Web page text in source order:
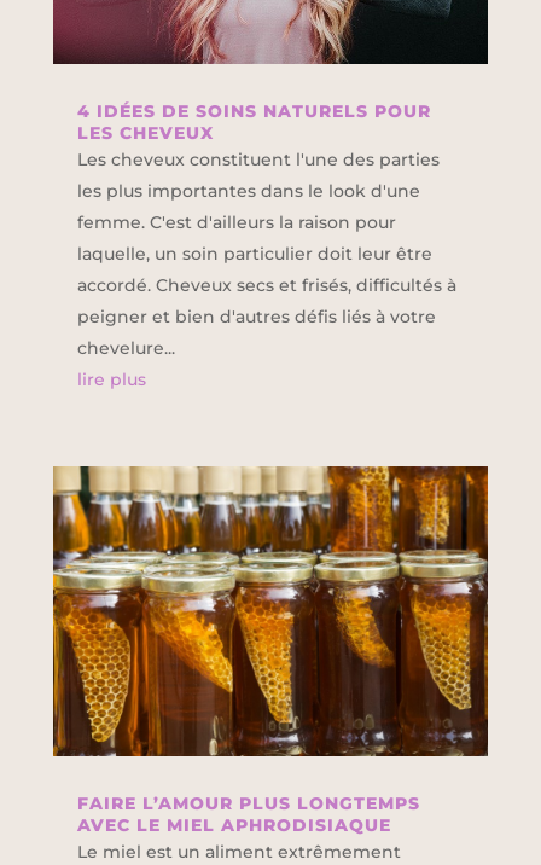
4 IDÉES DE SOINS NATURELS POUR
LES CHEVEUX
Les cheveux constituent l'une des parties
les plus importantes dans le look d'une
femme. C'est d'ailleurs la raison pour
laquelle, un soin particulier doit leur être
accordé. Cheveux secs et frisés, difficultés à
peigner et bien d'autres défis liés à votre
chevelure...
lire plus
FAIRE L’AMOUR PLUS LONGTEMPS
AVEC LE MIEL APHRODISIAQUE
Le miel est un aliment extrêmement